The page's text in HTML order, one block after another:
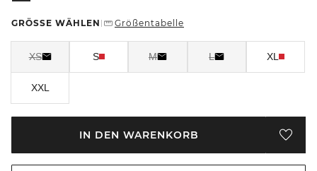
GRÖSSE WÄHLEN Größentabelle
XS S M L XL
XXL
IN DEN WARENKORB